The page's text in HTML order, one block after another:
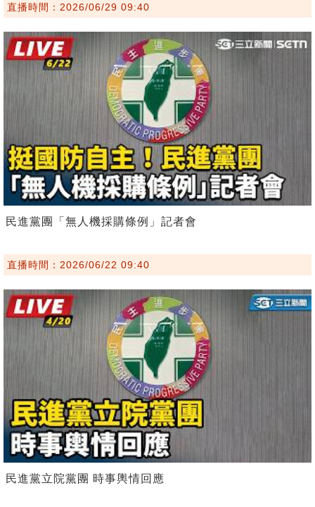
直播時間：2026/06/29 09:40
民進黨團「無人機採購條例」記者會
直播時間：2026/06/22 09:40
民進黨立院黨團 時事輿情回應